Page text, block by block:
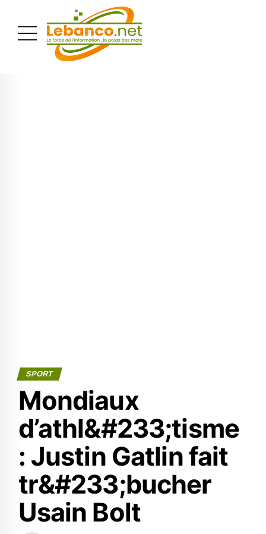
SPORT
Mondiaux
d’athl&#233;tisme
: Justin Gatlin fait
tr&#233;bucher
Usain Bolt